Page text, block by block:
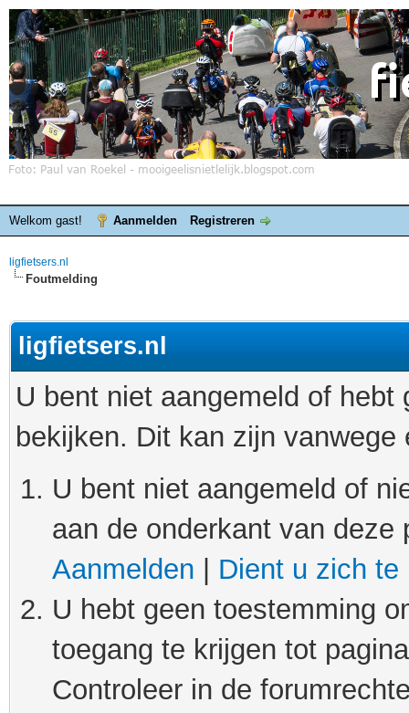
Welkom gast! Aanmelden Registreren
ligfietsers.nl
Foutmelding
ligfietsers.nl
U bent niet aangemeld of
bekijken. Dit kan zijn
U bent niet aangemeld of
aan de onderkant van
Aanmelden
Dient u zich te
U hebt geen toestemming
toegang te krijgen tot
Controleer in de